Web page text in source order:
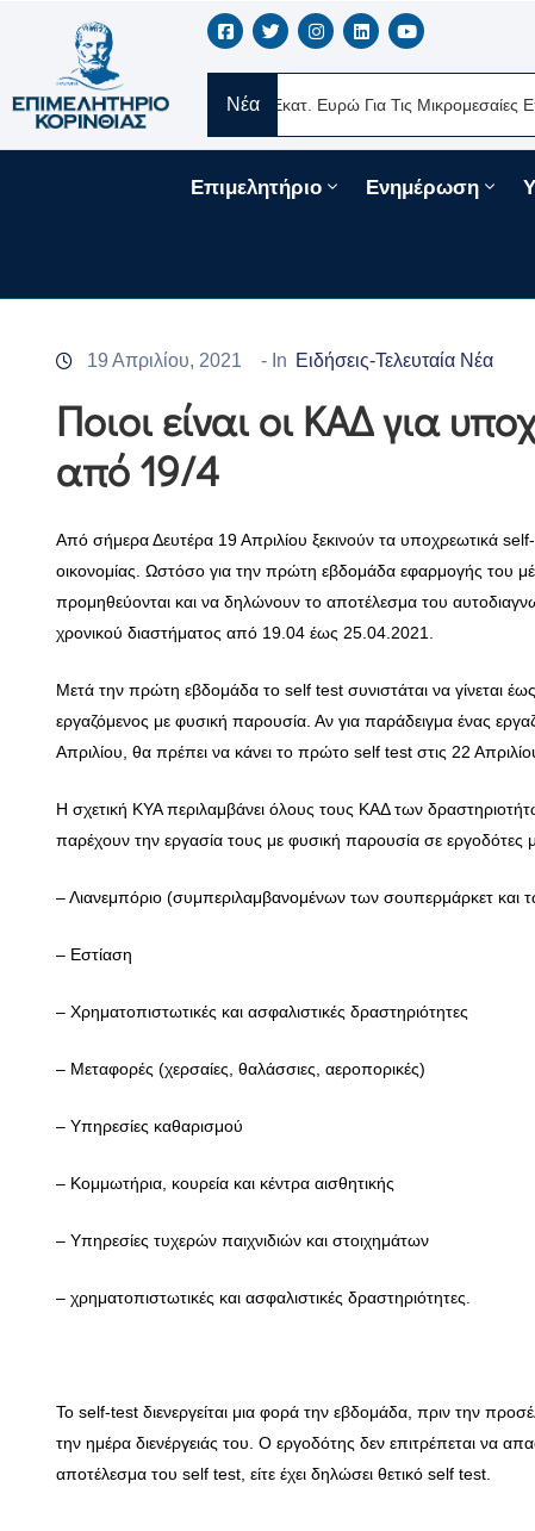
Νέα
Νέα Δάνεια 330 Εκατ. Ευρώ Για Τις Μικρομεσαίες
Επιμελητήριο Ενημέρωση
19 Απριλίου, 2021 - In Ειδήσεις-Τελευταία Νέα
Ποιοι είναι οι ΚΑΔ για
από 19/4
Από σήμερα Δευτέρα 19 Απριλίου ξεκινούν τα υποχρεωτικά
οικονομίας. Ωστόσο για την πρώτη εβδομάδα εφαρμογής του
προμηθεύονται και να δηλώνουν το αποτέλεσμα του
χρονικού διαστήματος από 19.04 έως 25.04.2021.
Μετά την πρώτη εβδομάδα το self test συνιστάται να γίνεται
εργαζόμενος με φυσική παρουσία. Αν για παράδειγμα ένας
Απριλίου, θα πρέπει να κάνει το πρώτο self test στις 22
Η σχετική ΚΥΑ περιλαμβάνει όλους τους ΚΑΔ των
παρέχουν την εργασία τους με φυσική παρουσία σε εργοδότες
– Λιανεμπόριο (συμπεριλαμβανομένων των σουπερμάρκετ
– Εστίαση
– Χρηματοπιστωτικές και ασφαλιστικές δραστηριότητες
– Μεταφορές (χερσαίες, θαλάσσιες, αεροπορικές)
– Υπηρεσίες καθαρισμού
– Κομμωτήρια, κουρεία και κέντρα αισθητικής
– Υπηρεσίες τυχερών παιχνιδιών και στοιχημάτων
– χρηματοπιστωτικές και ασφαλιστικές δραστηριότητες.
Το self-test διενεργείται μια φορά την εβδομάδα, πριν την
την ημέρα διενέργειάς του. Ο εργοδότης δεν επιτρέπεται να
αποτέλεσμα του self test, είτε έχει δηλώσει θετικό self test.